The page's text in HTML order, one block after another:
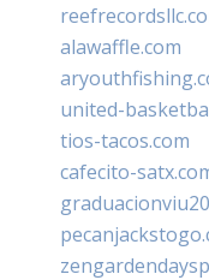
alawaffle.com
united-
tios-tacos.com
cafecito-